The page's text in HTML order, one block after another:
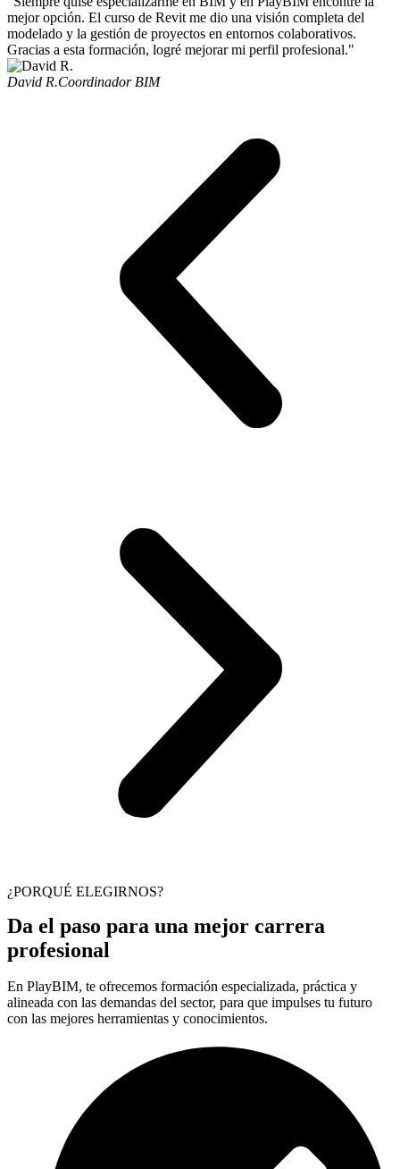
mejor opción. El curso de Revit me dio una visión completa del
modelado y la gestión de proyectos en entornos colaborativos.
Gracias a esta formación, logré mejorar mi perfil profesional."
David R.Coordinador BIM
¿PORQUÉ ELEGIRNOS?
Da el paso para una mejor carrera
profesional
En PlayBIM, te ofrecemos formación especializada, práctica y
alineada con las demandas del sector, para que impulses tu futuro
con las mejores herramientas y conocimientos.